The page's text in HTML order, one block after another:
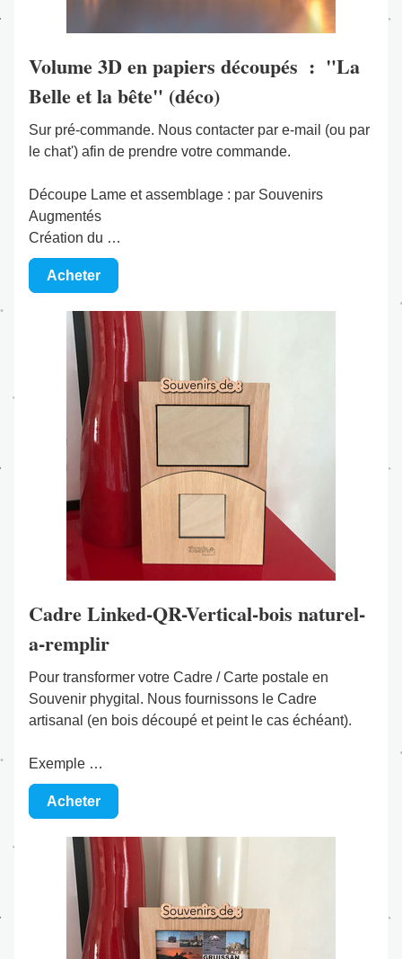
Volume 3D en papiers découpés  :  "La
Belle et la bête" (déco)
Sur pré-commande. Nous contacter par e-mail (ou par
le chat') afin de prendre votre commande.
Découpe Lame et assemblage : par Souvenirs
Augmentés
Création du …
Acheter
Cadre Linked-QR-Vertical-bois naturel-
a-remplir
Pour transformer votre Cadre / Carte postale en
Souvenir phygital. Nous fournissons le Cadre
artisanal (en bois découpé et peint le cas échéant).
Exemple …
Acheter